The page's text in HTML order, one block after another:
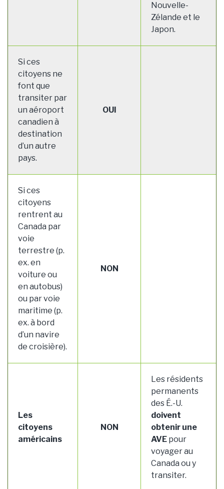
Nouvelle-
Zélande et le
Japon.
Si ces
citoyens ne
font que
transiter par
un aéroport
canadien à
destination
d’un autre
pays.
OUI
Si ces
citoyens
rentrent au
Canada par
voie
terrestre (p.
ex. en
voiture ou
en autobus)
ou par voie
maritime (p.
ex. à bord
d’un navire
de croisière).
NON
Les
citoyens
américains
NON
Les résidents
permanents
des É.-U.
doivent
obtenir une
AVE pour
voyager au
Canada ou y
transiter.